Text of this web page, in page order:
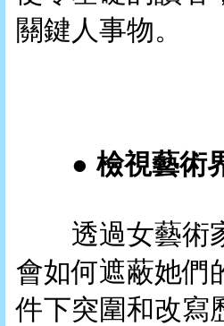
關鍵人事物。
● 檢視藝術界
透過女藝術家
會如何遮蔽她們
件下突圍和改寫